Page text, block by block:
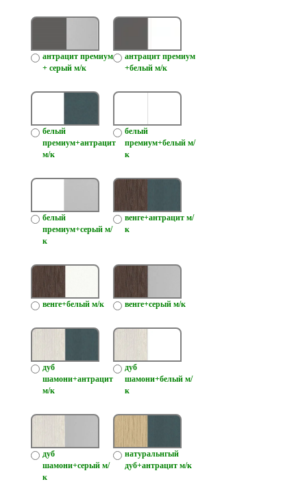
антрацит премиум
+ серый м/к
антрацит премиум
+белый м/к
белый
премиум+антрацит
м/к
белый
премиум+белый м/
к
белый
премиум+серый м/
к
венге+антрацит м/
к
венге+белый м/к венге+серый м/к
дуб
шамони+антрацит
м/к
дуб
шамони+белый м/
к
дуб
шамони+серый м/
к
натуральнгый
дуб+антрацит м/к